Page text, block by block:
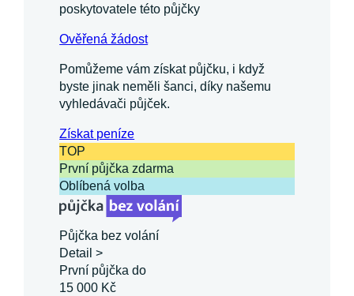
poskytovatele této půjčky
Ověřená žádost
Pomůžeme vám získat půjčku, i když
byste jinak neměli šanci, díky našemu
vyhledávači půjček.
Získatpeníze
TOP
První půjčka zdarma
Oblíbená volba
Půjčka bez volání
Detail >
První půjčka do
15 000 Kč